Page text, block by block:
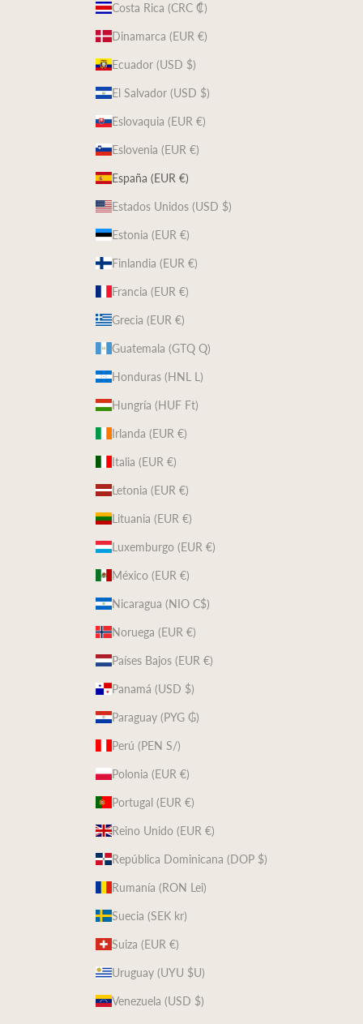
Costa Rica (CRC ₡)
Dinamarca (EUR €)
Ecuador (USD $)
El Salvador (USD $)
Eslovaquia (EUR €)
Eslovenia (EUR €)
España (EUR €)
Estados Unidos (USD $)
Estonia (EUR €)
Finlandia (EUR €)
Francia (EUR €)
Grecia (EUR €)
Guatemala (GTQ Q)
Honduras (HNL L)
Hungría (HUF Ft)
Irlanda (EUR €)
Italia (EUR €)
Letonia (EUR €)
Lituania (EUR €)
Luxemburgo (EUR €)
México (EUR €)
Nicaragua (NIO C$)
Noruega (EUR €)
Países Bajos (EUR €)
Panamá (USD $)
Paraguay (PYG ₲)
Perú (PEN S/)
Polonia (EUR €)
Portugal (EUR €)
Reino Unido (EUR €)
República Dominicana (DOP $)
Rumanía (RON Lei)
Suecia (SEK kr)
Suiza (EUR €)
Uruguay (UYU $U)
Venezuela (USD $)